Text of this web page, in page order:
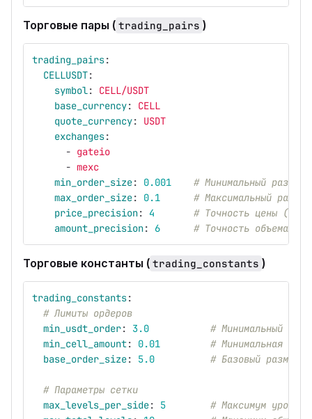
Торговые пары ( trading_pairs )
trading_pairs:
CELLUSDT:
symbol:
CELL/USDT
base_currency:
CELL
quote_currency:
USDT
exchanges:
- gateio
- mexc
min_order_size: 0.001
# Минимальный размер
max_order_size: 0.1
# Максимальный
price_precision: 4
# Точность цены
amount_precision: 6 # Точность объема
Торговые константы ( trading_constants )
trading_constants:
# Лимиты ордеров
min_usdt_order: 3.0
# Минимальный
min_cell_amount: 0.01
# Минимальная
base_order_size: 5.0 # Базовый размер
# Параметры сетки
max_levels_per_side: 5
# Максимум